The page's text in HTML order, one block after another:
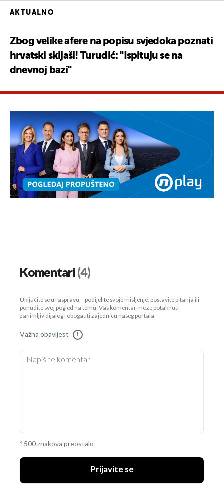
AKTUALNO
Zbog velike afere na popisu svjedoka poznati
hrvatski skijaši! Turudić: "Ispituju se na
dnevnoj bazi"
Komentari(4)
Uključite se u raspravu – podijelite svoje mišljenje, postavite pitanja ili
ponudite svoj pogled na temu. Vaš komentar može potaknuti
zanimljiv dijalog i obogatiti zajednicu našeg portala.
Važna obavijest !
1500 znakova preostalo
Prijavite se